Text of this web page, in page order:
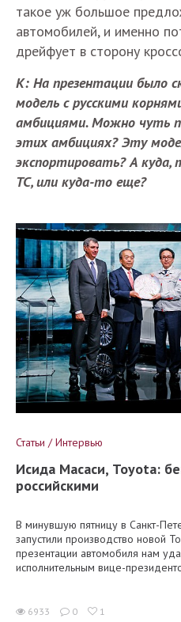
такое уж большое
автомобилей, и именно
дрейфует в сторону
К: На презентации было
модель с русскими
амбициями. Можно чуть
этих амбициях? Эту
экспортировать? А
ТС, или куда-то еще?
Статьи / Интервью
Исида Масаси, Toyota:
российскими
В минувшую пятницу в Санкт-
запустили производство новой
презентации автомобиля нам
исполнительным вице-
6933 0 1